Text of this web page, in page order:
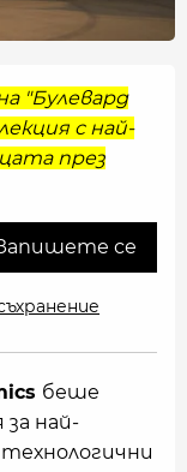
"Булевард
с най-
през
беше
за най-